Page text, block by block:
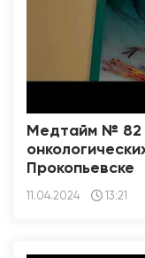
Медтайм № 82
Прокопьевске
11.04.2024 13:21